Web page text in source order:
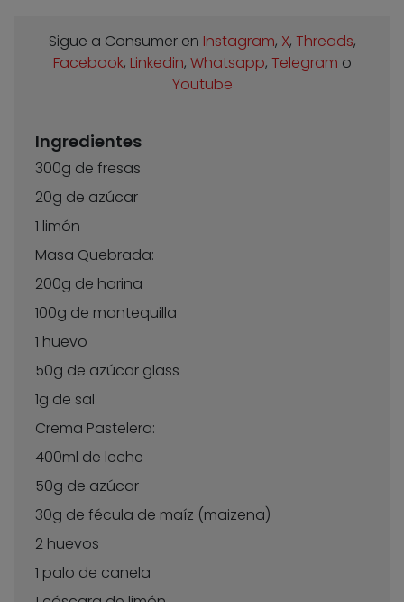
Sigue a Consumer en Instagram, X, Threads,
Facebook, Linkedin, Whatsapp, Telegram o
Youtube
Ingredientes
300g de fresas
20g de azúcar
1 limón
Masa Quebrada:
200g de harina
100g de mantequilla
1 huevo
50g de azúcar glass
1g de sal
Crema Pastelera:
400ml de leche
50g de azúcar
30g de fécula de maíz (maizena)
2 huevos
1 palo de canela